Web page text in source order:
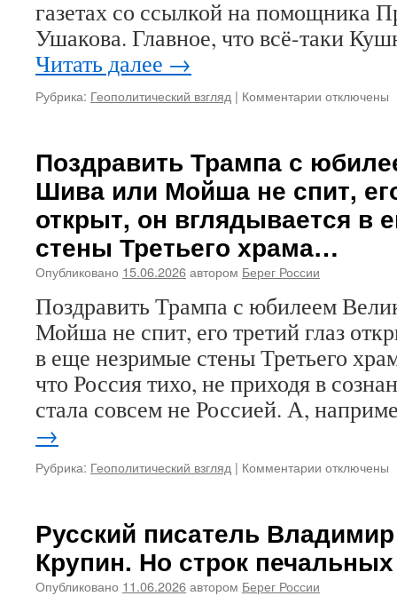
газетах со ссылкой на помощника
Ушакова. Главное, что всё-таки
Читать далее →
Рубрика: Геополитический взгляд | Комментарии к
они
сдохли,
эти
Трампы
Кушнеры!
отключены
Поздравить Трампа с
Шива или Мойша не спит,
открыт, он вглядывается в
стены Третьего храма…
Опубликовано 15.06.2026автором Берег России
Поздравить Трампа с юбилеем
Мойша не спит, его третий глаз
в еще незримые стены Третьего
что Россия тихо, не приходя в
стала совсем не Россией. А,
→
Рубрика: Геополитический взгляд | Комментарии к
с
юбилеем.
Великий
отключены
Русский писатель
Крупин. Но строк
Опубликовано 11.06.2026автором Берег России